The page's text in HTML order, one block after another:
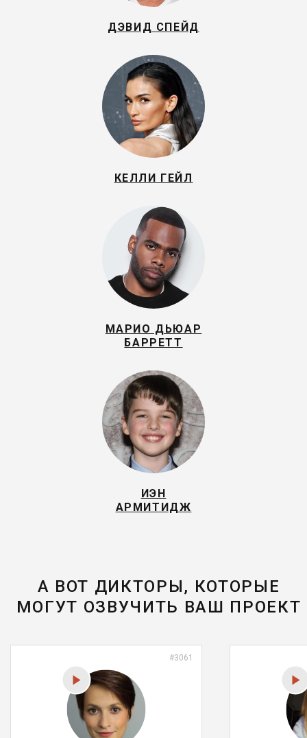
ДЭВИД СПЕЙД
КЕЛЛИ ГЕЙЛ
МАРИО ДЬЮАР
БАРРЕТТ
ИЭН
АРМИТИДЖ
А ВОТ ДИКТОРЫ, КОТОРЫЕ
МОГУТ ОЗВУЧИТЬ ВАШ ПРОЕКТ
#3061